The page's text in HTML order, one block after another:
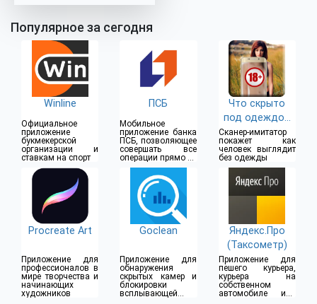
Популярное за сегодня
Winline
Официальное
приложение
букмекерской
организации и
ставкам на спорт
ПСБ
Мобильное
приложение банка
ПСБ, позволяющее
совершать все
операции прямо из
дома
Что скрыто
под одеждой
(18+)
Сканер-имитатор
покажет как
человек выглядит
без одежды
Procreate Art
Приложение для
профессионалов в
мире творчества и
начинающих
художников
Goclean
Приложение для
обнаружения
скрытых камер и
блокировки
всплывающей
Яндекс.Про
(Таксометр)
Приложение для
пешего курьера,
курьера на
собственном
автомобиле или